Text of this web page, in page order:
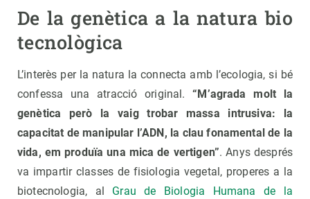
De la genètica a la natura bio
tecnològica
L’interès per la natura la connecta amb l’ecologia, si bé
confessa una atracció original.“M’agrada molt la
genètica però la vaig trobar massa intrusiva: la
capacitat de manipular l’ADN, la clau fonamental de la
vida, em produïa una mica de vertigen”. Anys després
va impartir classes de fisiologia vegetal, properes a la
biotecnologia, al Grau de Biologia Humana de la